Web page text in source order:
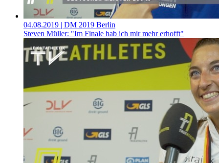
04.08.2019 | DM 2019 Berlin
Steven Müller: "Im Finale hab ich mir mehr erhofft"